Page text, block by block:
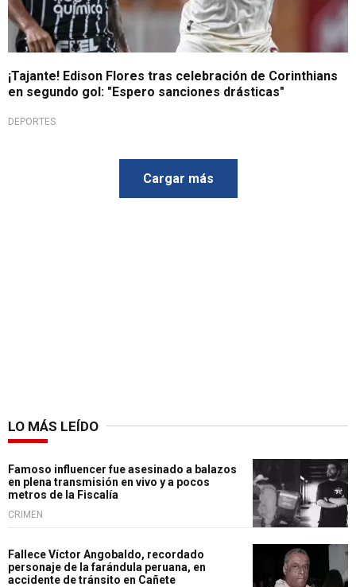
¡Tajante! Edison Flores tras celebración de Corinthians
en segundo gol: "Espero sanciones drásticas"
DEPORTES
Cargar más
LO MÁS LEÍDO
Famoso influencer fue asesinado a balazos
en plena transmisión en vivo y a pocos
metros de la Fiscalía
CRIMEN
Fallece Víctor Angobaldo, recordado
personaje de la farándula peruana, en
accidente de tránsito en Cañete